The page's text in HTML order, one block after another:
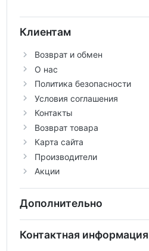
Клиентам
Возврат и обмен
О нас
Политика безопасности
Условия соглашения
Контакты
Возврат товара
Карта сайта
Производители
Акции
Дополнительно
Контактная информация